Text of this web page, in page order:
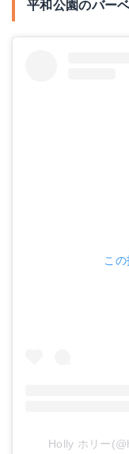
平和公園のバー
こ
Holly ホリー